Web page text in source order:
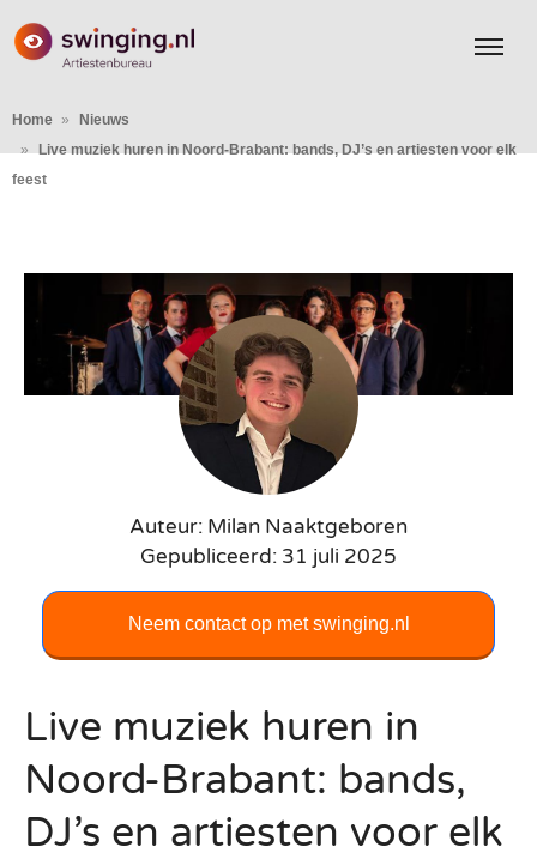
Home
Nieuws
Live muziek huren in Noord-Brabant: bands, DJ’s en artiesten voor elk
feest
Auteur: Milan Naaktgeboren
Gepubliceerd: 31 juli 2025
Neem contact op met swinging.nl
Live muziek huren in
Noord-Brabant: bands,
DJ’s en artiesten voor elk